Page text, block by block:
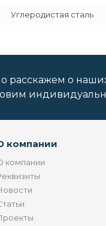
Углеродистая сталь
расскажем о наших
компании
компании